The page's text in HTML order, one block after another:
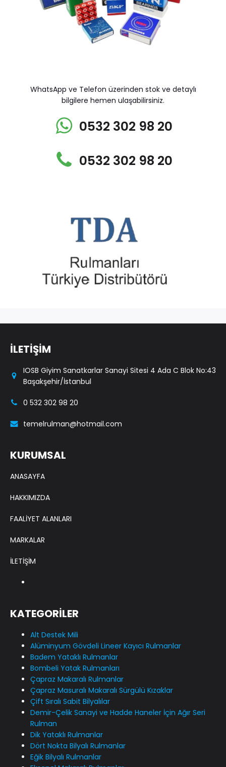
WhatsApp ve Telefon üzerinden stok ve detaylı
bilgilere hemen ulaşabilirsiniz.
0532 302 98 20
0532 302 98 20
İLETİŞİM
IOSB Giyim Sanatkarlar Sanayi Sitesi 4 Ada C Blok No:43
Başakşehir/İstanbul
0 532 302 98 20
temelrulman@hotmail.com
KURUMSAL
ANASAYFA
HAKKIMIZDA
FAALİYET ALANLARI
MARKALAR
İLETİŞİM
KATEGORİLER
Alt Destek Mili
Alüminyum Gövdeli Lineer Kayıcı Rulmanlar
Badem Yataklı Rulmanlar
Bombeli Yatak Rulmanları
Çapraz Makaralı Rulmanlar
Çapraz Masuralı Makaralı Sürgülü Kızaklar
Çift Sıralı Sabit Bilyalılar
Demir-Çelik Sanayi ve Hadde Haneler İçin Ağır Seri
Rulman
Dik Yataklı Rulmanlar
Dört Nokta Bilyalı Rulmanlar
Eğik Bilyalı Rulmanlar